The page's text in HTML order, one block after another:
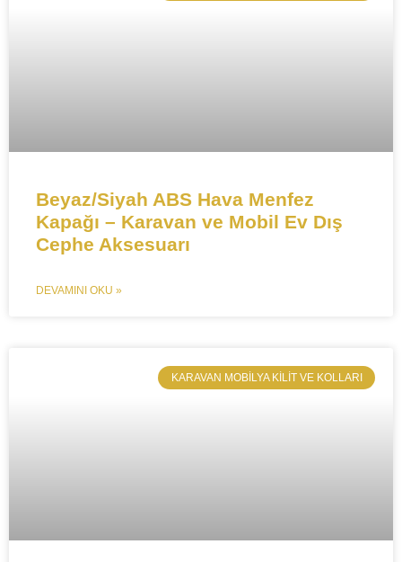
​​Beyaz/Siyah ABS Hava Menfez
Kapağı – Karavan ve Mobil Ev Dış
Cephe Aksesuarı​​
DEVAMINI OKU »
​KARAVAN MOBILYA KILIT VE KOLLARI